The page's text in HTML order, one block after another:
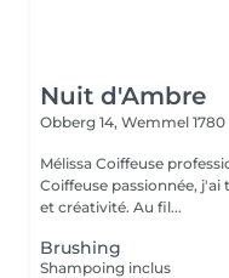
Nuit d'Ambre
Obberg 14, Wemmel 1780
Mélissa Coiffeuse professionnelle & accompagnement bien-être
Coiffeuse passionnée,
et créativité. Au fil...
Brushing
Shampoing inclus